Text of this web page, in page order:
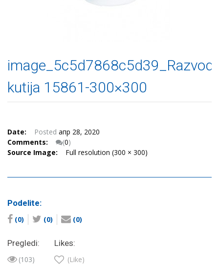
kutija 15861-300×300
Date: Posted апр 28, 2020
Comments:
(0)
Source Image:
Full resolution (300 × 300)
Podelite:
(0) (0) (0)
Pregledi:
(103)
Likes:
(Like)